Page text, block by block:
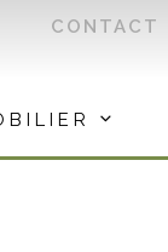
CONTACT